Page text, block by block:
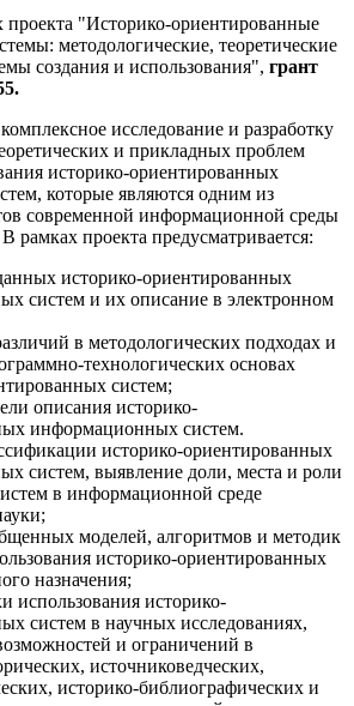
проекта "Историко-ориентированные
методологические, теоретические
создания и использования", грант
исследование и разработку
и прикладных проблем
историко-ориентированных
которые являются одним из
современной информационной среды
рамках проекта предусматривается:
историко-ориентированных
систем и их описание в электронном
в методологических подходах и
технологических основах
систем;
описания историко-
информационных систем.
историко-ориентированных
систем, выявление доли, места и роли
в информационной среде
моделей, алгоритмов и методик
историко-ориентированных
назначения;
использования историко-
систем в научных исследованиях,
и ограничений в
источниковедческих,
историко-библиографических и